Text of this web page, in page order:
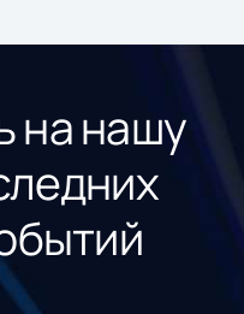
на нашу